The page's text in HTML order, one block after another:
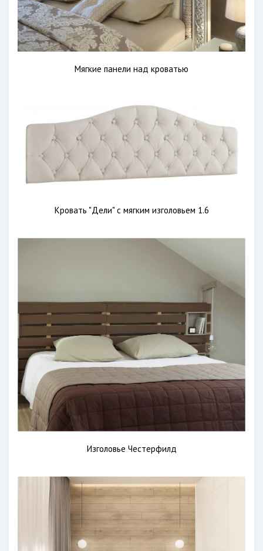
Мягкие панели над кроватью
Кровать "Дели" с мягким изголовьем 1.6
Изголовье Честерфилд